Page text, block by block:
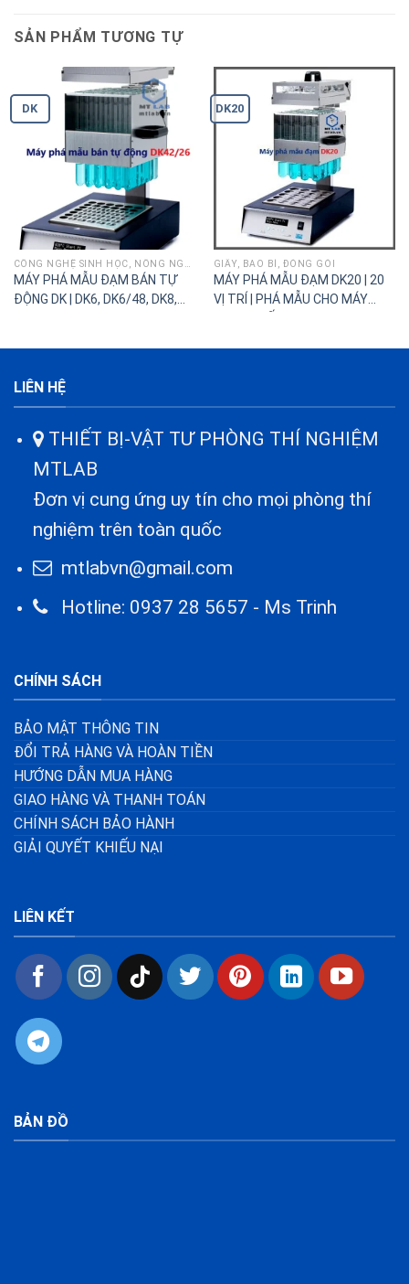
SẢN PHẨM TƯƠNG TỰ
DK
MÁY PHÁ MẪU ĐẠM BÁN TỰ
ĐỘNG DK | DK6, DK6/48, DK8,
DK20
GIẤY, BAO BÌ, ĐÓNG GÓI
MÁY PHÁ MẪU ĐẠM DK20 | 20
VỊ TRÍ | PHÁ MẪU CHO MÁY
LIÊN HỆ
THIẾT BỊ-VẬT TƯ PHÒNG THÍ NGHIỆM
MTLAB
Đơn vị cung ứng uy tín cho mọi phòng thí
nghiệm trên toàn quốc
mtlabvn@gmail.com
Hotline: 0937 28 5657 - Ms Trinh
CHÍNH SÁCH
BẢO MẬT THÔNG TIN
ĐỔI TRẢ HÀNG VÀ HOÀN TIỀN
HƯỚNG DẪN MUA HÀNG
GIAO HÀNG VÀ THANH TOÁN
CHÍNH SÁCH BẢO HÀNH
GIẢI QUYẾT KHIẾU NẠI
LIÊN KẾT
BẢN ĐỒ